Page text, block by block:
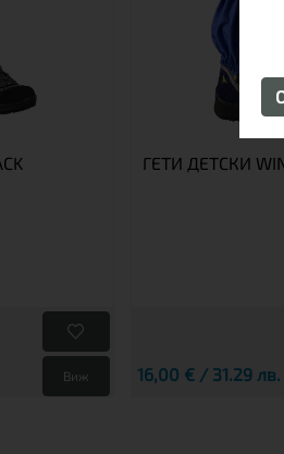
Виж
ГЕТИ ДЕТСКИ
16,00 € / 31.29 лв.